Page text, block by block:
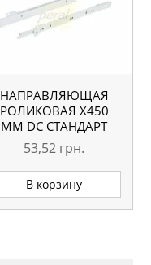
НАПРАВЛЯЮЩАЯ
РОЛИКОВАЯ X450
ММ DC СТАНДАРТ
БЕЛАЯ
53,52 грн.
В корзину